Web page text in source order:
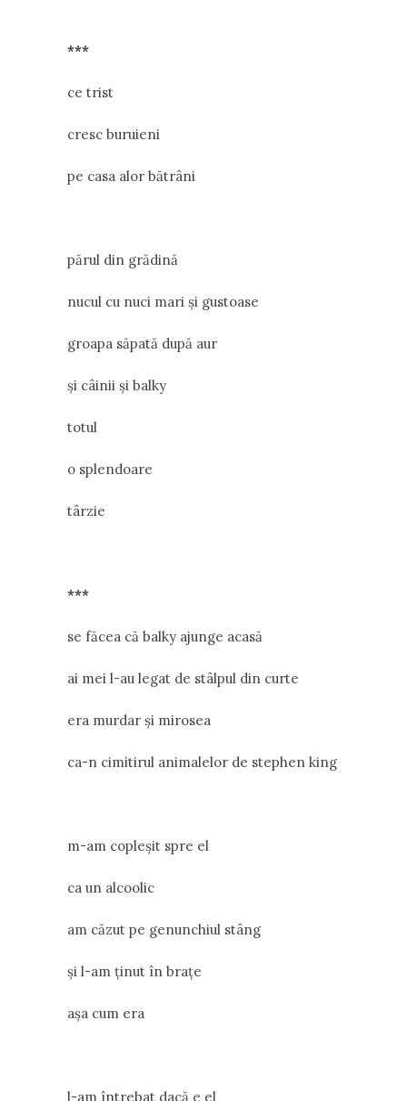
***
ce trist
cresc buruieni
pe casa alor bătrâni
părul din grădină
nucul cu nuci mari și gustoase
groapa săpată după aur
și câinii și balky
totul
o splendoare
târzie
***
se făcea că balky ajunge acasă
ai mei l-au legat de stâlpul din curte
era murdar și mirosea
ca-n cimitirul animalelor de stephen king
m-am copleșit spre el
ca un alcoolic
am căzut pe genunchiul stâng
și l-am ținut în brațe
așa cum era
l-am întrebat dacă e el